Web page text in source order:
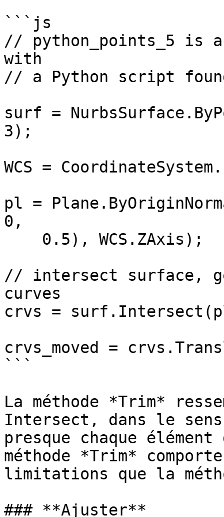
```js
// python_points_5 is
with
// a Python script
surf =
3);
WCS =
pl =
0,
// intersect surface,
curves
crvs =
crvs_moved =
```
La méthode *Trim*
Intersect, dans le
presque chaque
méthode *Trim*
limitations que la
### **Ajuster**